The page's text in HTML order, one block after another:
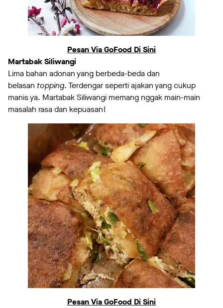
Pesan Via GoFood Di Sini
Martabak Siliwangi
Lima bahan adonan yang berbeda-beda dan
belasan topping. Terdengar seperti ajakan yang cukup
manis ya. Martabak Siliwangi memang nggak main-main
masalah rasa dan kepuasan!
Pesan Via GoFood Di Sini